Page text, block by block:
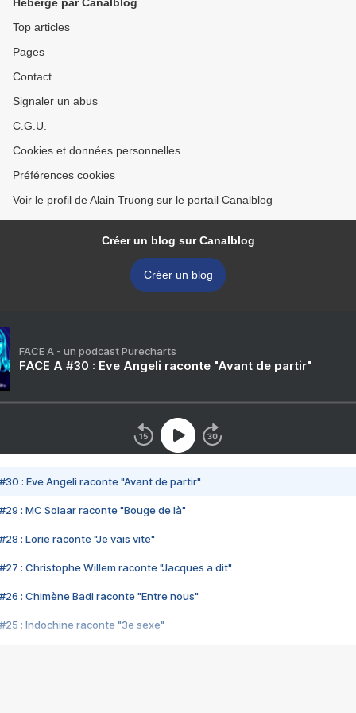
Top articles
Pages
Contact
Signaler un abus
C.G.U.
Cookies et données personnelles
Préférences cookies
Voir le profil de Alain Truong sur le portail Canalblog
Créer un blog sur Canalblog
Créer un blog
FACE A - un podcast Purecharts
FACE A #30 : Eve Angeli raconte "Avant de partir"
#30 : Eve Angeli raconte "Avant de partir"
#29 : MC Solaar raconte "Bouge de là"
#28 : Lorie raconte "Je vais vite"
#27 : Christophe Willem raconte "Jacques a dit"
#26 : Chimène Badi raconte "Entre nous"
#25 : Indochine raconte "3e sexe"